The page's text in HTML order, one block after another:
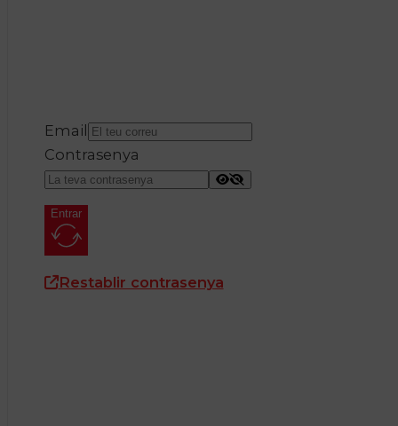
Email
Contrasenya
Entrar
Restablir contrasenya